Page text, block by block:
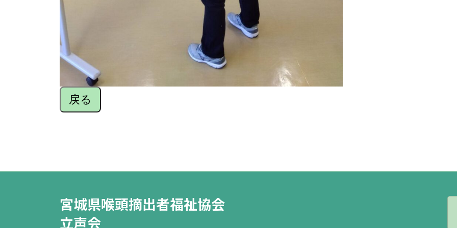
戻る
宮城県喉頭摘出者福祉協会
立声会